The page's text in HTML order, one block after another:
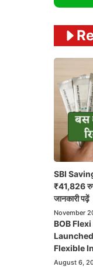
SBI
₹41,826
जानकारी पढ़ें
November
BOB
Flexible
August 6,